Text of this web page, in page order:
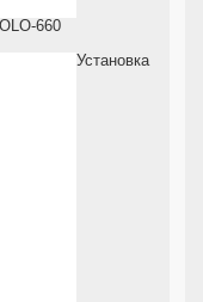
660
Установка